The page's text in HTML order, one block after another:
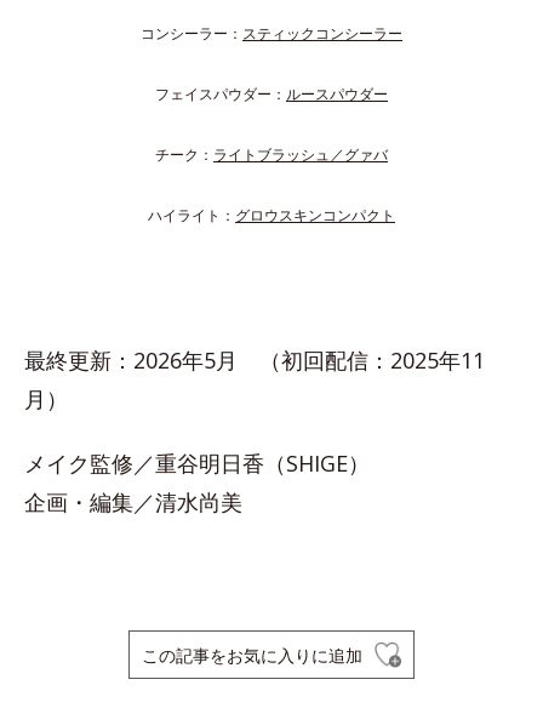
コンシーラー： スティックコンシーラー
フェイスパウダー： ルースパウダー
チーク： ライトブラッシュ／グァバ
ハイライト： グロウスキンコンパクト
最終更新：2026年5月 （初回配信：2025年11
月）
メイク監修／重谷明日香（SHIGE）
企画・編集／清水尚美
この記事をお気に入りに追加